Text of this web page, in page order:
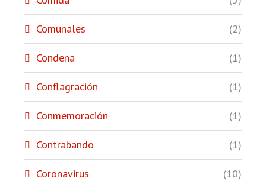
Comunales (2)
Condena (1)
Conflagración (1)
Conmemoración (1)
Contrabando (1)
Coronavirus (10)